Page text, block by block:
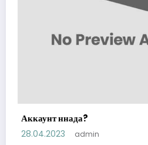
Аккаунт ннада?
28.04.2023 admin